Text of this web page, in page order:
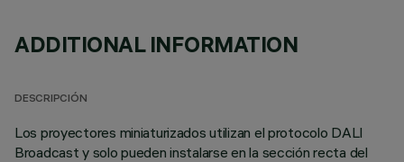
ADDITIONAL INFORMATION
DESCRIPCIÓN
Los proyectores miniaturizados utilizan el protocolo DALI
Broadcast y solo pueden instalarse en la sección recta del